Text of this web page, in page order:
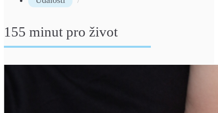
155 minut pro život